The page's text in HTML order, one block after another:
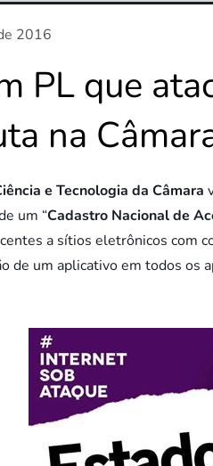
PL que
na
e Tecnologia da Câmara
um “Cadastro Nacional de
a sítios eletrônicos com
de um aplicativo em todos os